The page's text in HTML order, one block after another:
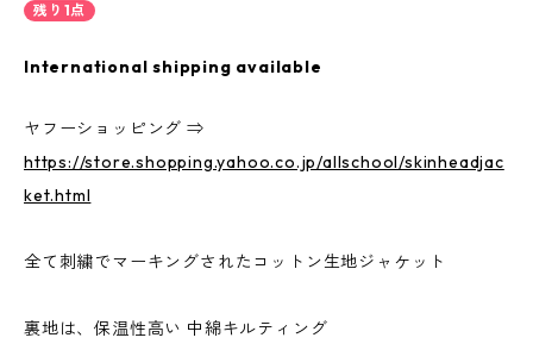
残り1点
International shipping available
ヤフーショッピング ⇒
https://store.shopping.yahoo.co.jp/allschool/skinheadjac
ket.html
全て刺繍でマーキングされたコットン生地ジャケット
裏地は、保温性高い 中綿キルティング